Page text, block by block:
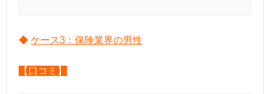
◆ ケース3：保険業界の男性
【口コミ】